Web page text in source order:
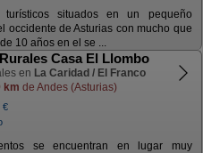
turísticos situados en un pequeño
occidente de Asturias con mucho que
10 años en el se ...
Casa El Llombo
en La Caridad / El Franco
km de Andes (Asturias)
€
se encuentran en lugar muy